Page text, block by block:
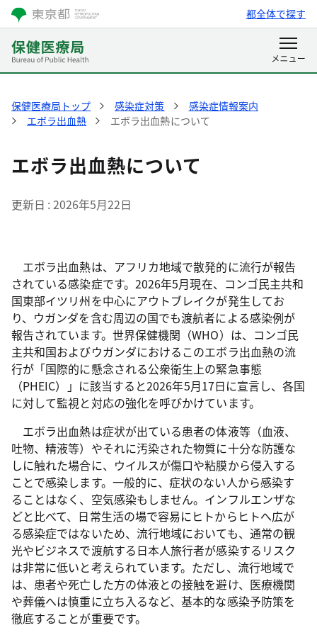
都全体で探す
保健医療局トップ 感染症対策
感染症情報案内
エボラ出血熱
エボラ出血熱について
エボラ出血熱について
更新日 2026年5月22日
エボラ出血熱は、アフリカ地域で散発的に流行が報告
されている感染症です。2026年5月現在、コンゴ民主共和
国東部イツリ州を中心にアウトブレイクが発生してお
り、ウガンダを含む周辺の国でも渡航者による感染例が
報告されています。世界保健機関（WHO）は、コンゴ民
主共和国およびウガンダにおけるこのエボラ出血熱の流
行が「国際的に懸念される公衆衛生上の緊急事態
（PHEIC）」に該当すると2026年5月17日に宣言し、各国
に対して監視と対応の強化を呼びかけています。
エボラ出血熱は症状が出ている患者の体液等（血液、
吐物、精液等）やそれに汚染された物質に十分な防護な
しに触れた場合に、ウイルスが傷口や粘膜から侵入する
ことで感染します。一般的に、症状のない人から感染す
ることはなく、空気感染もしません。インフルエンザな
どと比べて、日常生活の場で容易にヒトからヒトへ広が
る感染症ではないため、流行地域においても、通常の観
光やビジネスで渡航する日本人旅行者が感染するリスク
は非常に低いと考えられています。ただし、流行地域で
は、患者や死亡した方の体液との接触を避け、医療機関
や葬儀へは慎重に立ち入るなど、基本的な感染予防策を
徹底することが重要です。